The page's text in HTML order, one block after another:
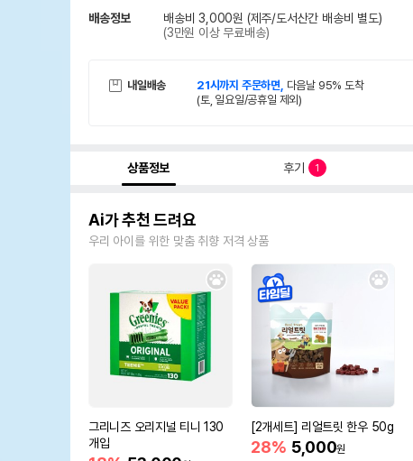
배송정보 배송비 3,000원 (제주/도서산간 배송비 별도)
(3만원 이상 무료배송)
내일배송 21시까지 주문하면, 다음날 95% 도착
(토, 일요일/공휴일 제외)
상품정보 후기 1
Ai가 추천 드려요
우리 아이를 위한 맞춤 취향 저격 상품
그리니즈 오리지널 티니 130
개입
[2개세트] 리얼트릿 한우 50g
28% 5,000원